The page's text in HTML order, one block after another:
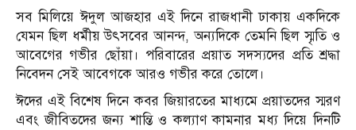
সব মিলিয়ে ঈদুল আজহার এই দিনে রাজধানী ঢাকায় একদিকে
যেমন ছিল ধর্মীয় উৎসবের আনন্দ, অন্যদিকে তেমনি ছিল স্মৃতি ও
আবেগের গভীর ছোঁয়া। পরিবারের প্রয়াত সদস্যদের প্রতি শ্রদ্ধা
নিবেদন সেই আবেগকে আরও গভীর করে তোলে।
ঈদের এই বিশেষ দিনে কবর জিয়ারতের মাধ্যমে প্রয়াতদের স্মরণ
এবং জীবিতদের জন্য শান্তি ও কল্যাণ কামনার মধ্য দিয়ে দিনটি